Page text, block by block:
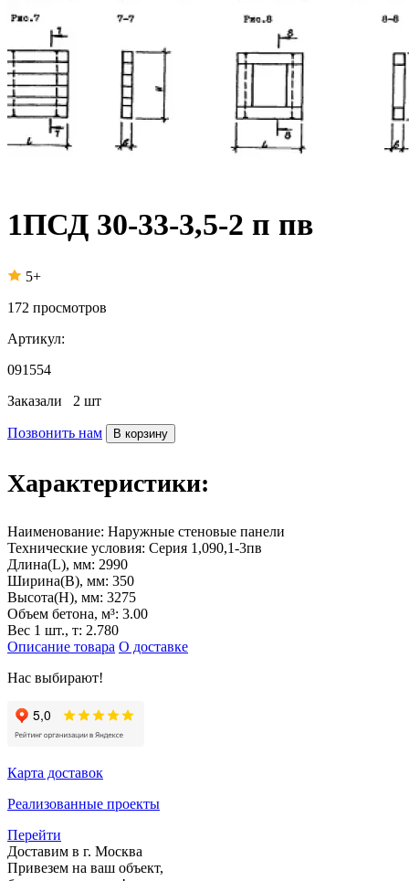
1ПСД 30-33-3,5-2 п пв
5+
172 просмотров
Артикул:
091554
Заказали 2 шт
Позвонить нам В корзину
Характеристики:
Наименование: Наружные стеновые панели
Технические условия: Серия 1,090,1-3пв
Длина(L), мм: 2990
Ширина(B), мм: 350
Высота(H), мм: 3275
Объем бетона, м³: 3.00
Вес 1 шт., т: 2.780
Описание товара О доставке
Нас выбирают!
Карта доставок
Реализованные проекты
Перейти
Доставим в г. Москва
Привезем на ваш объект,